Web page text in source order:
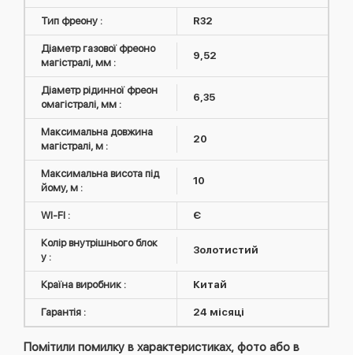
Тип фреону : R32
Діаметр газової фреоно
магістралі, мм :
9,52
Діаметр рідинної фреон
омагістралі, мм :
6,35
Максимальна довжина
магістралі, м :
20
Максимальна висота під
йому, м :
10
WI-FI : Є
Колір внутрішнього блок
у :
Золотистий
Країна виробник : Китай
Гарантія : 24 місяці
Помітили помилку в характеристиках, фото або в